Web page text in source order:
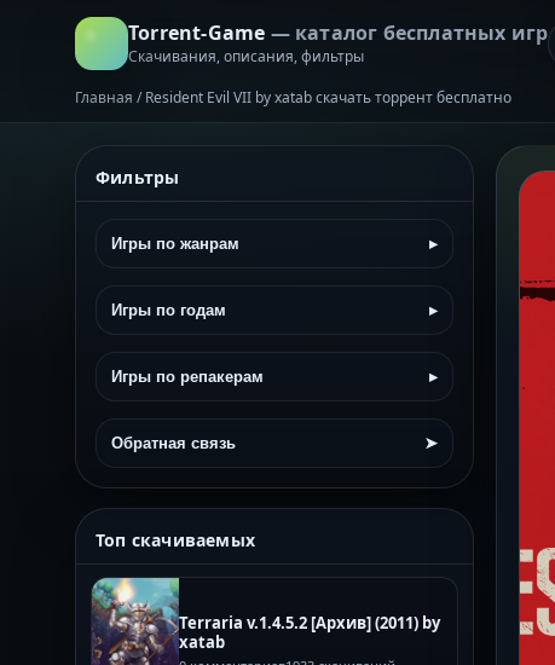
Torrent-Game — каталог бесплатных игр
Скачивания, описания, фильтры
Главная / Resident Evil VII by xatab скачать торрент бесплатно
Фильтры
Игры по жанрам ▸
Игры по годам ▸
Игры по репакерам ▸
Обратная связь ➤
Топ скачиваемых
Terraria v.1.4.5.2 [Архив] (2011) by
xatab